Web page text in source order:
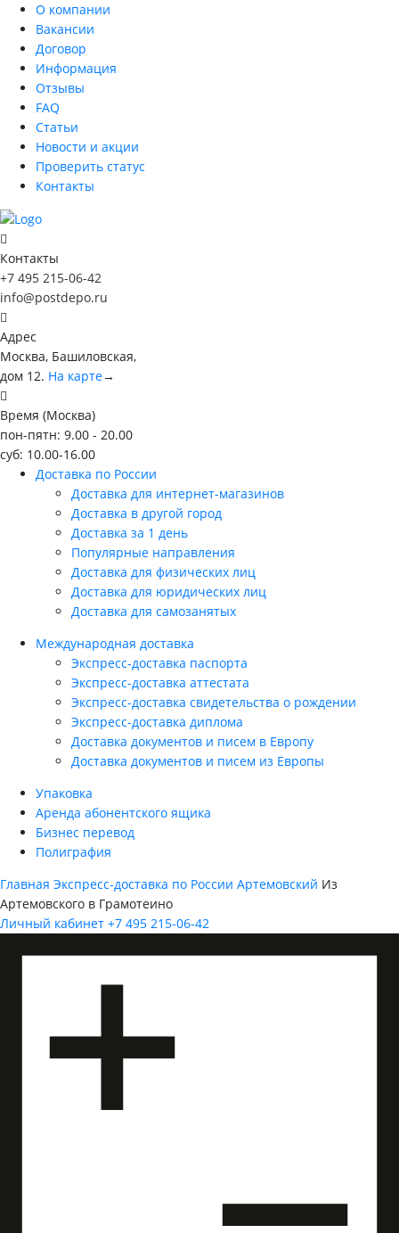
О компании
Вакансии
Договор
Информация
Отзывы
FAQ
Статьи
Новости и акции
Проверить статус
Контакты
Контакты
+7 495 215-06-42
info@postdepo.ru
Адрес
Москва, Башиловская,
дом 12. На карте→
Время (Москва)
пон-пятн: 9.00 - 20.00
суб: 10.00-16.00
Доставка по России
Доставка для интернет-магазинов
Доставка в другой город
Доставка за 1 день
Популярные направления
Доставка для физических лиц
Доставка для юридических лиц
Доставка для самозанятых
Международная доставка
Экспресс-доставка паспорта
Экспресс-доставка аттестата
Экспресс-доставка свидетельства о рождении
Экспресс-доставка диплома
Доставка документов и писем в Европу
Доставка документов и писем из Европы
Упаковка
Аренда абонентского ящика
Бизнес перевод
Полиграфия
Главная Экспресс-доставка по России Артемовский Из
Артемовского в Грамотеино
Личный кабинет +7 495 215-06-42